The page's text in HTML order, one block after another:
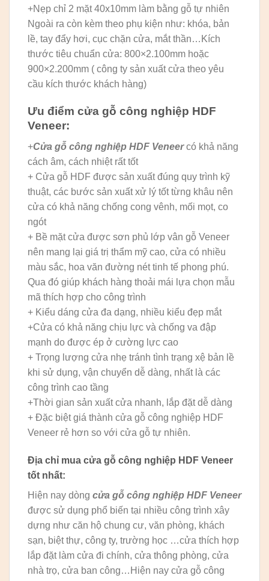
+Nẹp chỉ 2 mặt 40x10mm làm bằng gỗ tự nhiên
Ngoài ra còn kèm theo phụ kiện như: khóa, bản
lề, tay đẩy hơi, cục chặn cửa, mắt thần…Kích
thước tiêu chuẩn cửa: 800×2.100mm hoặc
900×2.200mm ( công ty sản xuất cửa theo yêu
cầu kích thước khách hàng)
Ưu điểm cửa gỗ công nghiệp HDF
Veneer:
+Cửa gỗ công nghiệp HDF Veneercó khả năng
cách âm, cách nhiệt rất tốt
+ Cửa gỗ HDF được sản xuất đúng quy trình kỹ
thuật, các bước sản xuất xử lý tốt từng khâu nên
cửa có khả năng chống cong vênh, mối mọt, co
ngót
+ Bề mặt cửa được sơn phủ lớp vân gỗ Veneer
nên mang lại giá trị thẩm mỹ cao, cửa có nhiều
màu sắc, hoa văn đường nét tinh tế phong phú.
Qua đó giúp khách hàng thoải mái lựa chọn mẫu
mã thích hợp cho công trình
+ Kiểu dáng cửa đa dạng, nhiều kiểu đẹp mắt
+Cửa có khả năng chịu lực và chống va đập
mạnh do được ép ở cường lực cao
+ Trọng lượng cửa nhẹ tránh tình trạng xệ bản lề
khi sử dụng, vận chuyển dễ dàng, nhất là các
công trình cao tầng
+Thời gian sản xuất cửa nhanh, lắp đặt dễ dàng
+ Đặc biệt giá thành cửa gỗ công nghiệp HDF
Veneer rẻ hơn so với cửa gỗ tự nhiên.
Địa chỉ mua cửa gỗ công nghiệp HDF Veneer
tốt nhất:
Hiện nay dòng cửa gỗ công nghiệp HDF Veneer
được sử dụng phổ biến tại nhiều công trình xây
dựng như căn hộ chung cư, văn phòng, khách
sạn, biệt thự, công ty, trường học …cửa thích hợp
lắp đặt làm cửa đi chính, cửa thông phòng, cửa
nhà trọ, cửa ban công…Hiện nay cửa gỗ công